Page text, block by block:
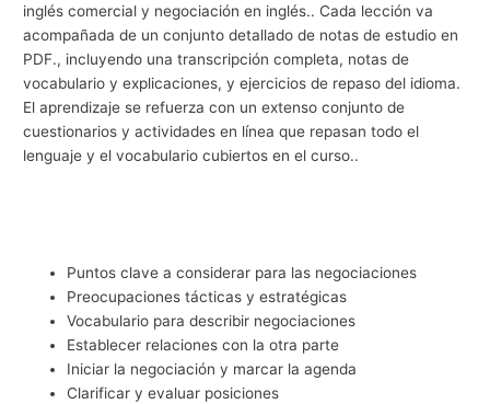
inglés comercial y negociación en inglés.. Cada lección va
acompañada de un conjunto detallado de notas de estudio en
PDF., incluyendo una transcripción completa, notas de
vocabulario y explicaciones, y ejercicios de repaso del idioma.
El aprendizaje se refuerza con un extenso conjunto de
cuestionarios y actividades en línea que repasan todo el
lenguaje y el vocabulario cubiertos en el curso..
Puntos clave a considerar para las negociaciones
Preocupaciones tácticas y estratégicas
Vocabulario para describir negociaciones
Establecer relaciones con la otra parte
Iniciar la negociación y marcar la agenda
Clarificar y evaluar posiciones
e
g
c
i
o